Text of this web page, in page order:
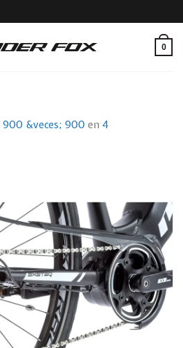
0
900 &veces; 900 en 4